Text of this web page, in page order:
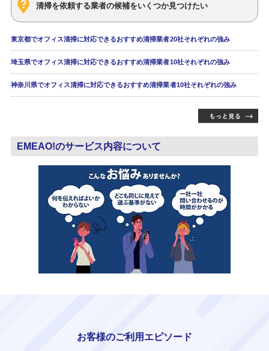
清掃を依頼する業者の候補をいくつか見つけたい
東京都でオフィス清掃に対応できるおすすめ清掃業者20社それぞれの強み
埼玉県でオフィス清掃に対応できるおすすめ清掃業者10社それぞれの強み
神奈川県でオフィス清掃に対応できるおすすめ清掃業者10社それぞれの強み
EMEAO!のサービス内容について
お客様のご利用エピソード